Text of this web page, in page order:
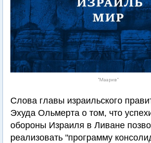
"Маарив"
Слова главы израильского
Эхуда Ольмерта о том, что
обороны Израиля в Ливане
реализовать "программу